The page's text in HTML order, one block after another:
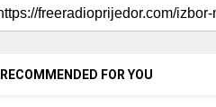
RECOMMENDED FOR YOU